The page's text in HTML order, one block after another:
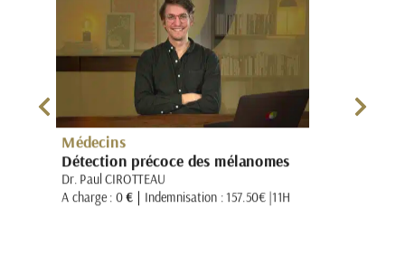
Médecins
Détection précoce des mélanomes
Dr. Paul CIROTTEAU
A charge : 0€ | Indemnisation : 157.50€ |11H